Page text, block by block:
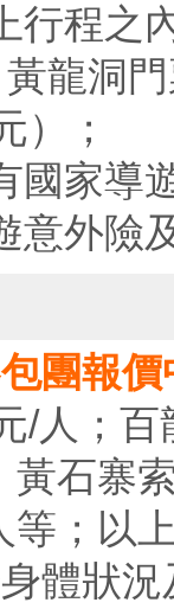
行程之
龍洞
）；
國家導
意外險
團報
/人；
黃石寨
等；以
體狀